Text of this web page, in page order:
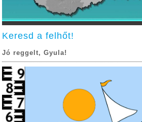
Keresd a felhőt!
Jó reggelt, Gyula!